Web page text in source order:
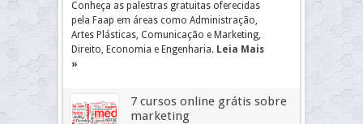
Conheça as palestras gratuitas oferecidas
pela Faap em áreas como Administração,
Artes Plásticas, Comunicação e Marketing,
Direito, Economia e Engenharia. Leia Mais
»
7 cursos online grátis sobre
marketing